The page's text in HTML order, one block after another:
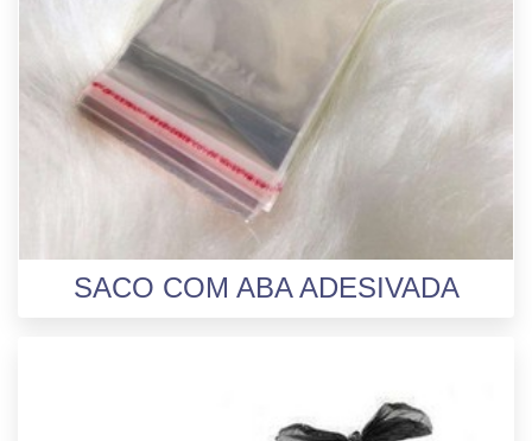
SACO COM ABA ADESIVADA